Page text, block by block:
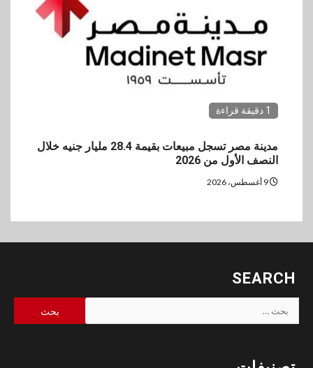
1 دقيقة قراءة
مدينة مصر تسجل مبيعات بقيمة 28.4 مليار جنيه خلال
النصف الأول من 2026
SEARCH
البحث
عن: